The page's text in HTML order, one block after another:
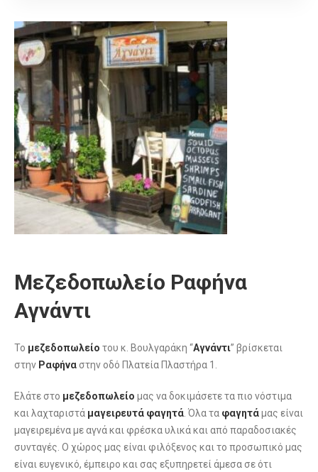
Μεζεδοπωλείο Ραφήνα
Αγνάντι
Το μεζεδοπωλείο του κ. Βουλγαράκη “Αγνάντι” βρίσκεται
στην Ραφήνα στην οδό Πλατεία Πλαστήρα 1.
Ελάτε στο μεζεδοπωλείο μας να δοκιμάσετε τα πιο νόστιμα
και λαχταριστά μαγειρευτά φαγητά. Όλα τα φαγητάμας είναι
μαγειρεμένα με αγνά και φρέσκα υλικά και από παραδοσιακές
συνταγές. Ο χώρος μας είναι φιλόξενος και το προσωπικό μας
είναι ευγενικό, έμπειρο και σας εξυπηρετεί άμεσα σε ότι